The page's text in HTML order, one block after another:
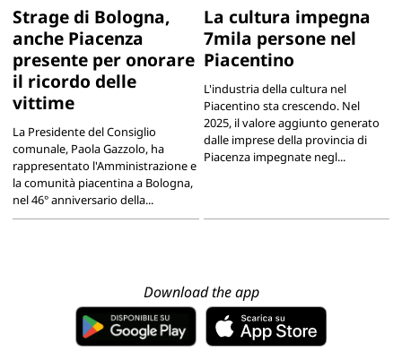
Strage di Bologna,
anche Piacenza
presente per onorare
il ricordo delle
vittime
La Presidente del Consiglio
comunale, Paola Gazzolo, ha
rappresentato l'Amministrazione e
la comunità piacentina a Bologna,
nel 46° anniversario della...
La cultura impegna
7mila persone nel
Piacentino
L'industria della cultura nel
Piacentino sta crescendo. Nel
2025, il valore aggiunto generato
dalle imprese della provincia di
Piacenza impegnate negl...
Download the app